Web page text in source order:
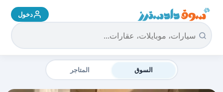
سوق دادسترز الرئيسية دخول
السوق المتاجر